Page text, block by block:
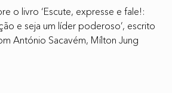
o livro ‘Escute, expresse e fale!:
e seja um líder poderoso’, escrito
António Sacavém, Mílton Jung